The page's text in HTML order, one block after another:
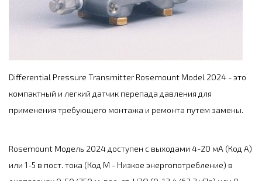
Differential Pressure Transmitter Rosemount Model 2024 - это
компактный и легкий датчик перепада давления для
применения требующего монтажа и ремонта путем замены.
Rosemount Модель 2024 доступен с выходами 4-20 мА (Код A)
или 1-5 в пост. тока (Код М - Низкое энергопотребление) в